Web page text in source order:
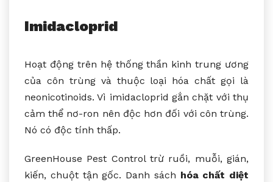
Imidacloprid
Hoạt động trên hệ thống thần kinh trung ương
của côn trùng và thuộc loại hóa chất gọi là
neonicotinoids. Vì imidacloprid gắn chặt với thụ
cảm thể nơ-ron nên độc hơn đối với côn trùng.
Nó có độc tính thấp.
GreenHouse Pest Control trừ ruồi, muỗi, gián,
kiến, chuột tận gốc. Danh sách hóa chất diệt